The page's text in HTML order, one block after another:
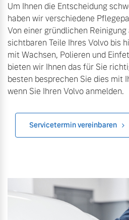
Die
Mehr
Jetzt
Mehr
Mehr
Finanzierung & Leasing
Um Ihnen die Entscheidung
haben wir verschiedene
Von einer gründlichen
sichtbaren Teile Ihres Volvo bis
mit Wachsen, Polieren und
bieten wir Ihnen das für Sie
besten besprechen Sie dies mit
wenn Sie Ihren Volvo anmelden.
Servicetermin vereinbaren